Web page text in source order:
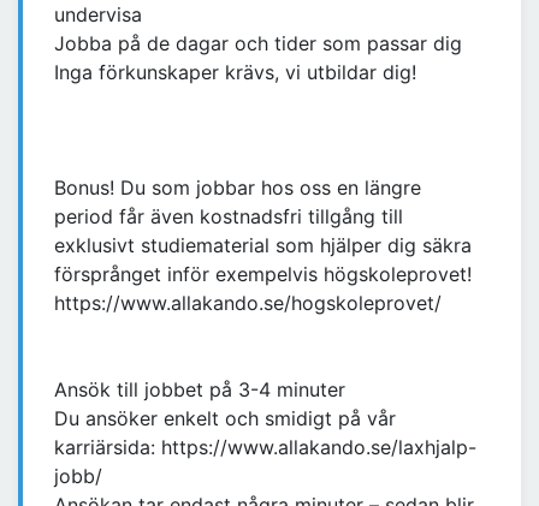
undervisa
Jobba på de dagar och tider som passar dig
Inga förkunskaper krävs, vi utbildar dig!
Bonus! Du som jobbar hos oss en längre
period får även kostnadsfri tillgång till
exklusivt studiematerial som hjälper dig säkra
försprånget inför exempelvis högskoleprovet!
https://www.allakando.se/hogskoleprovet/
Ansök till jobbet på 3-4 minuter
Du ansöker enkelt och smidigt på vår
karriärsida: https://www.allakando.se/laxhjalp-
jobb/